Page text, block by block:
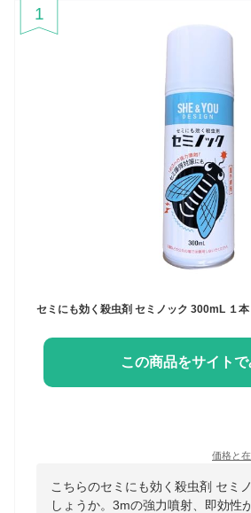
1
この商品をサイトで
価格と
こちらのセミにも効く殺虫剤 セミ
しょうか。3mの強力噴射、即効性